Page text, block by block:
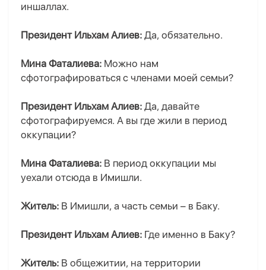
иншаллах.
Президент Ильхам Алиев: Да, обязательно.
Мина Фаталиева: Можно нам
сфотографироваться с членами моей семьи?
Президент Ильхам Алиев: Да, давайте
сфотографируемся. А вы где жили в период
оккупации?
Мина Фаталиева: В период оккупации мы
уехали отсюда в Имишли.
Житель: В Имишли, а часть семьи – в Баку.
Президент Ильхам Алиев: Где именно в Баку?
Житель: В общежитии, на территории